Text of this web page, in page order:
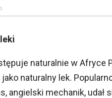
naturalnie w Afryce
naturalny lek.
angielski mechanik, udał